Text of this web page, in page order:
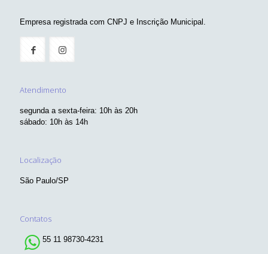
Empresa registrada com CNPJ e Inscrição Municipal.
Atendimento
segunda a sexta-feira: 10h às 20h
sábado: 10h às 14h
Localização
São Paulo/SP
Contatos
55 11 98730-4231